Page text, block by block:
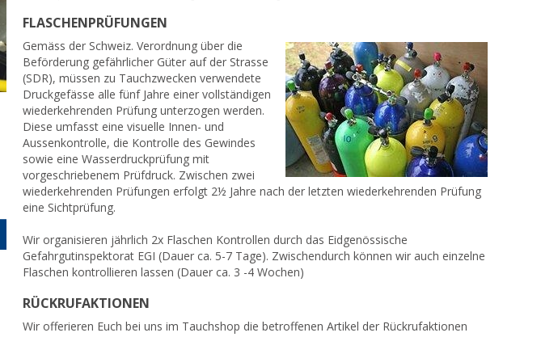
FLASCHENPRÜFUNGEN
Gemäss der Schweiz. Verordnung über die
Beförderung gefährlicher Güter auf der Strasse
(SDR), müssen zu Tauchzwecken verwendete
Druckgefässe alle fünf Jahre einer vollständigen
wiederkehrenden Prüfung unterzogen werden.
Diese umfasst eine visuelle Innen- und
Aussenkontrolle, die Kontrolle des Gewindes
sowie eine Wasserdruckprüfung mit
vorgeschriebenem Prüfdruck. Zwischen zwei
wiederkehrenden Prüfungen erfolgt 2½ Jahre nach der letzten wiederkehrenden Prüfung
eine Sichtprüfung.
Wir organisieren jährlich 2x Flaschen Kontrollen durch das Eidgenössische
Gefahrgutinspektorat EGI (Dauer ca. 5-7 Tage). Zwischendurch können wir auch einzelne
Flaschen kontrollieren lassen (Dauer ca. 3 -4 Wochen)
RÜCKRUFAKTIONEN
Wir offerieren Euch bei uns im Tauchshop die betroffenen Artikel der Rückrufaktionen